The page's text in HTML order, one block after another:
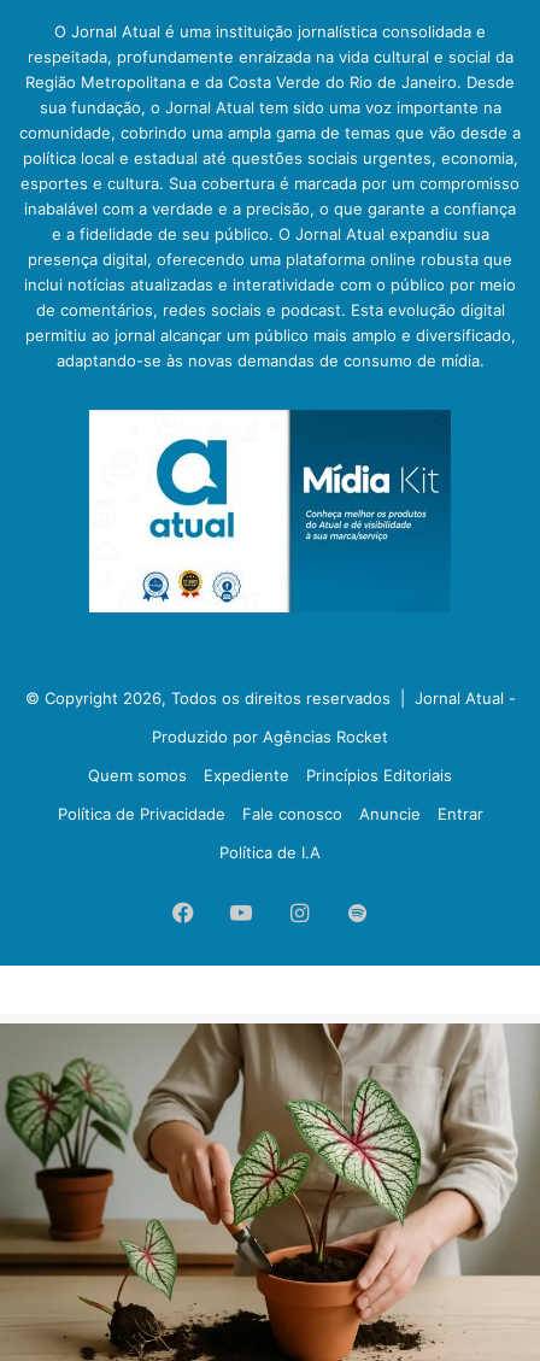
O Jornal Atual é uma instituição jornalística consolidada e
respeitada, profundamente enraizada na vida cultural e social da
Região Metropolitana e da Costa Verde do Rio de Janeiro. Desde
sua fundação, o Jornal Atual tem sido uma voz importante na
comunidade, cobrindo uma ampla gama de temas que vão desde a
política local e estadual até questões sociais urgentes, economia,
esportes e cultura. Sua cobertura é marcada por um compromisso
inabalável com a verdade e a precisão, o que garante a confiança
e a fidelidade de seu público. O Jornal Atual expandiu sua
presença digital, oferecendo uma plataforma online robusta que
inclui notícias atualizadas e interatividade com o público por meio
de comentários, redes sociais e podcast. Esta evolução digital
permitiu ao jornal alcançar um público mais amplo e diversificado,
adaptando-se às novas demandas de consumo de mídia.
© Copyright 2026, Todos os direitos reservados | Jornal Atual -
Produzido por Agências Rocket
Quem somos
Expediente
Princípios Editoriais
Política de Privacidade
Fale conosco Anuncie
Entrar
Política de I.A
FacebookYouTubeInstagram
Spotify